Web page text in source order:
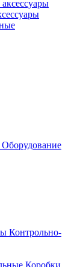
Оборудование
Контрольно-
Коробки